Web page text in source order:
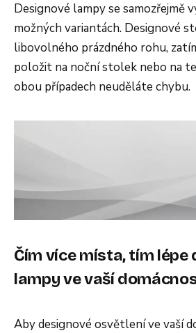
Designové lampy se samozřejmě
možných variantách. Designové
libovolného prázdného rohu,
položit na noční stolek nebo na
obou případech neuděláte chybu.
Čím více místa, tím lépe
lampy ve vaší
Aby designové osvětlení ve vaší